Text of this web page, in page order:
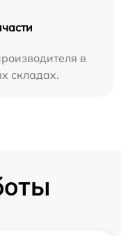
в
складах.